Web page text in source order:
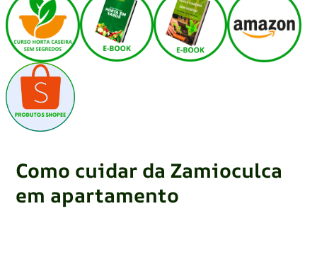
Como cuidar da Zamioculca
em apartamento